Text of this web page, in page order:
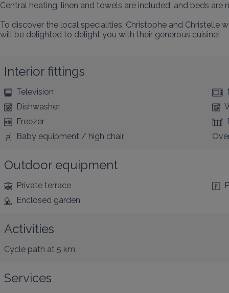
Central heating, linen and towels are included, and beds are
To discover the local specialities, Christophe and Christelle
will be delighted to delight you with their generous cuisine!
Interior fittings
Television
Dishwasher
Freezer
Baby equipment / high chair
Outdoor equipment
Private terrace
Enclosed garden
Activities
Cycle path at 5 km
Services